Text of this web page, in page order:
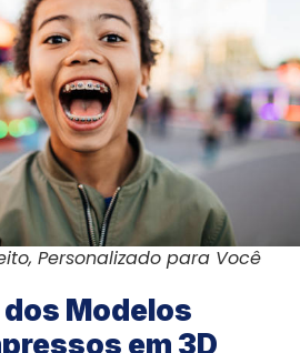
Personalizado para Você
Modelos
em 3D